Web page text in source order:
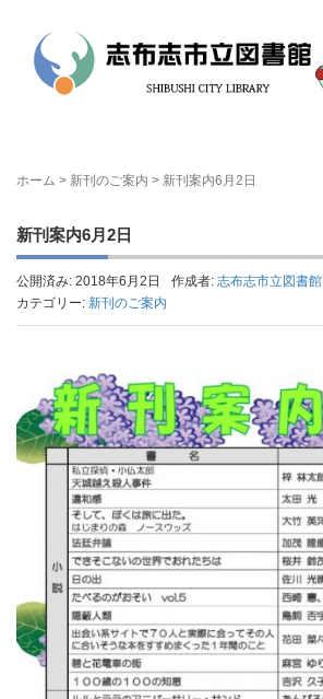
ホーム > 新刊のご案内 > 新刊案内6月2日
新刊案内6月2日
公開済み: 2018年6月2日 作成者: 志布志市立図書館
カテゴリー: 新刊のご案内